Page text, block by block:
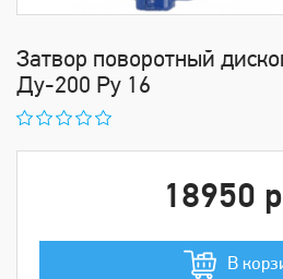
Затвор поворотный
Ду-200 Ру 16
18950
В